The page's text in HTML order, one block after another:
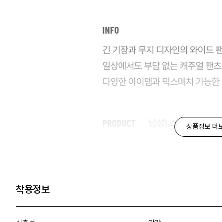
상품정보 더
착용정보